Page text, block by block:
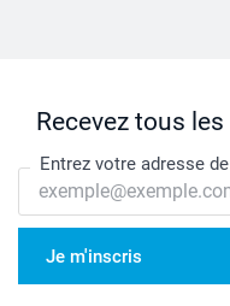
Recevez tous
Entrez votre adresse
Je m'inscris